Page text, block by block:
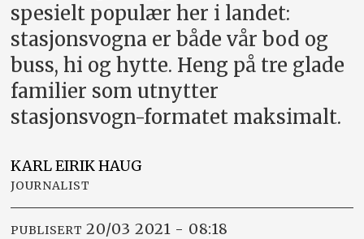
spesielt populær her i landet:
stasjonsvogna er både vår bod og
buss, hi og hytte. Heng på tre glade
familier som utnytter
stasjonsvogn-formatet maksimalt.
KARL EIRIKHAUG
JOURNALIST
PUBLISERT 20/03 2021 - 08:18